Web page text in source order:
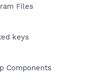
Files
keys
Components